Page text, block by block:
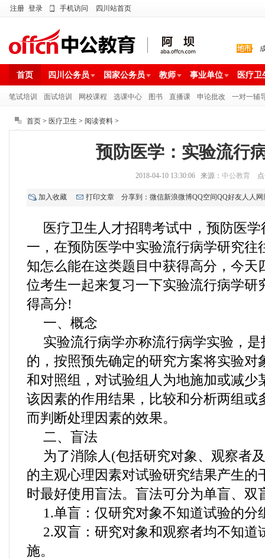
注册 登录 手机访问 四川站首页
首页 四川公务员 国家公务员 教师 事业单位 医疗卫
笔试培训 面试培训 网校课程 选课中心 图书 直播课 申论批改 一对一辅
首页 > 医疗卫生 > 阅读资料 >
预防医学：实验流行
2018-04-10 13:30:06 来源： 中公教育 点
加入收藏 打印文章 分享到： 微信新浪微博QQ空间QQ好友人人网
医疗卫生人才招聘考试中，预防医
一，在预防医学中实验流行病学研究往
知怎么能在这类题目中获得高分，今天
位考生一起来复习一下实验流行病学研
得高分!
一、概念
实验流行病学亦称流行病学实验，
的，按照预先确定的研究方案将实验对
和对照组，对试验组人为地施加或减少
该因素的作用结果，比较和分析两组或
而判断处理因素的效果。
二、盲法
为了消除人(包括研究对象、观察者
的主观心理因素对试验研究结果产生的
时最好使用盲法。盲法可分为单盲、双
1.单盲：仅研究对象不知道试验的分
2.双盲：研究对象和观察者均不知道
施。